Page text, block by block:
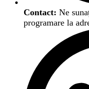
Contact: Ne
programare la